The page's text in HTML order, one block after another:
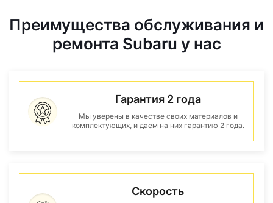
Преимущества обслуживания и
ремонта Subaru у нас
Гарантия 2 года
Мы уверены в качестве своих материалов и
комплектующих, и даем на них гарантию 2 года.
Скорость